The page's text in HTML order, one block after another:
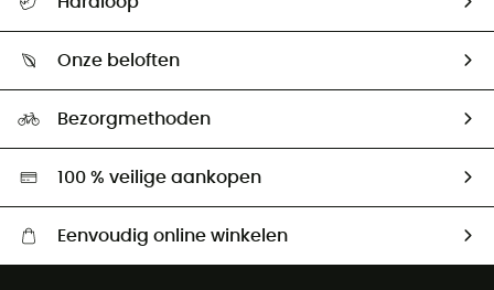
Mijn zending volgen
Retourzendingen & Terugbetalingen
Onze beloften
Bezorgmethoden
100 % veilige aankopen
Eenvoudig online winkelen